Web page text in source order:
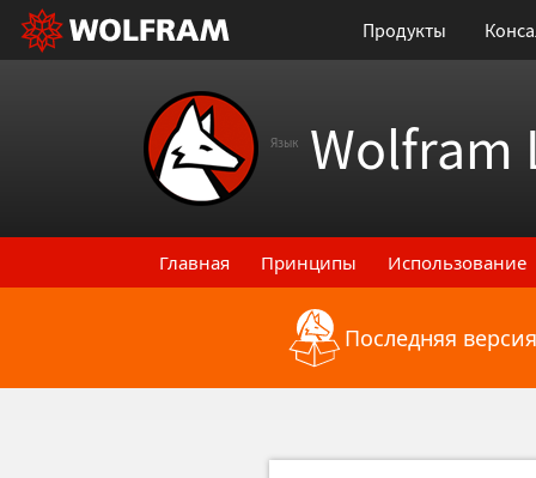
Продукты
Язык Wolfram
Главная Принципы Использование
Назад к последнимПоследняя